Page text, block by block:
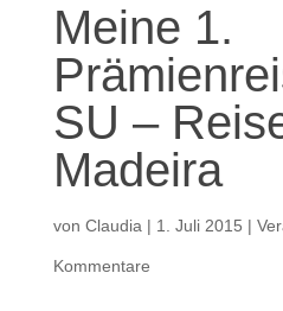
Meine 1.
SU –
Madeira
von Claudia | 1. Juli 2015 |
Kommentare